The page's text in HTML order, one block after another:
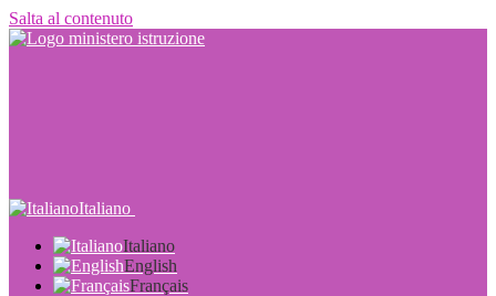
Salta al contenuto
Italiano
Italiano
English
Français